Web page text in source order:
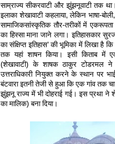
साम्राज्य सीकरवाटी और झुंझनूवाटी तक
इलाका शेखावाटी कहलाया, लेकिन भाषा-
सामाजिकसांस्कृतिक तौर-तरीकों में
का हिस्सा माना जाने लगा। इतिहासकार
का संक्षिप्त इतिहास’ की भूमिका में लिखा
तक यहां शाषन किया। इसी किताब में
(शेखावाटी) के शाषक ठाकुर टोडरमल
उत्तराधिकारी नियुक्त करने के स्थान पर
बंटवारा इतनी तेजी से हुआ कि एक गांव तक
झुंझनू राज्य में भी दोहराई गई। इस प्रथा ने
का मालिक) बना दिया।